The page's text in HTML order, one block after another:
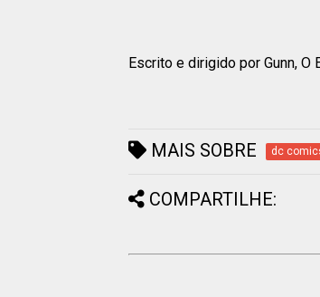
Escrito e dirigido por Gunn, O
MAIS SOBRE dc
COMPARTILHE: